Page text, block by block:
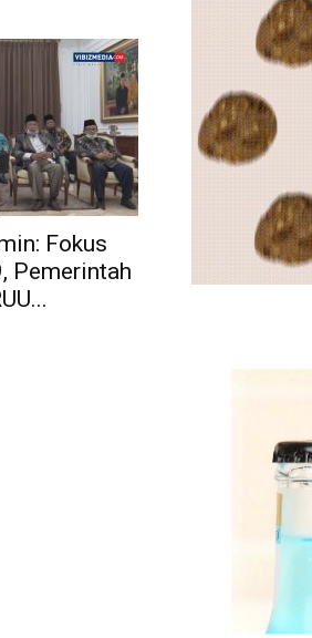
Fokus
Pemerintah